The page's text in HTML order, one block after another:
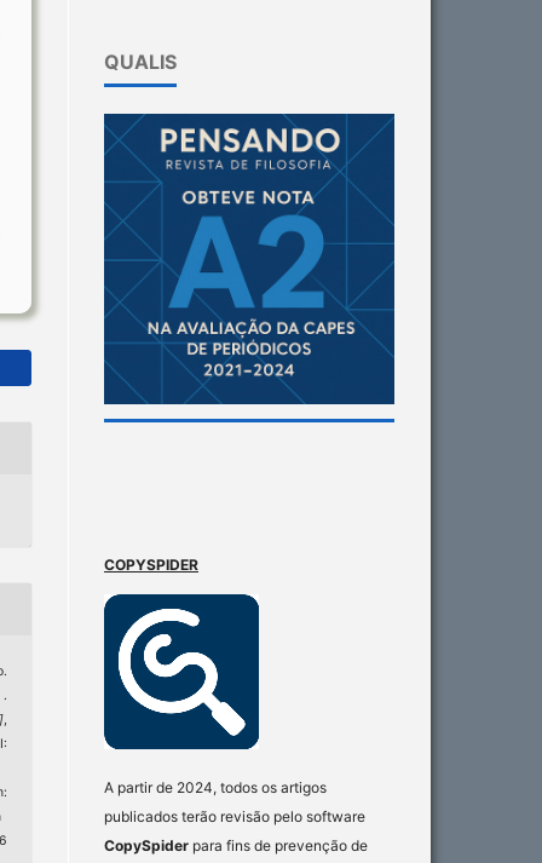
.
,
QUALIS
COPYSPIDER
A partir de 2024, todos os artigos
publicados terão revisão pelo software
CopySpider para fins de prevenção de